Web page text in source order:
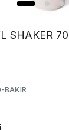
SHAKER
BAKIR